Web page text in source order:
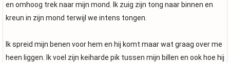
en omhoog trek naar mijn mond. Ik zuig zijn tong naar binnen en
kreun in zijn mond terwijl we intens tongen.
Ik spreid mijn benen voor hem en hij komt maar wat graag over me
heen liggen. Ik voel zijn keiharde pik tussen mijn billen en ook hoe hij